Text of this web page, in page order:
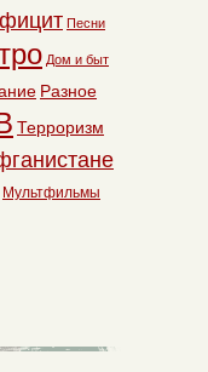
Песни
Дом и быт
Разное
Терроризм
Мультфильмы